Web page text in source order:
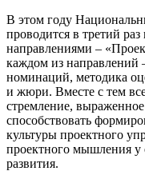
В этом году
проводится в третий раз
направлениями –
каждом из направлений
номинаций, методика
и жюри. Вместе с тем
стремление,
способствовать
культуры проектного
проектного мышления у
развития.